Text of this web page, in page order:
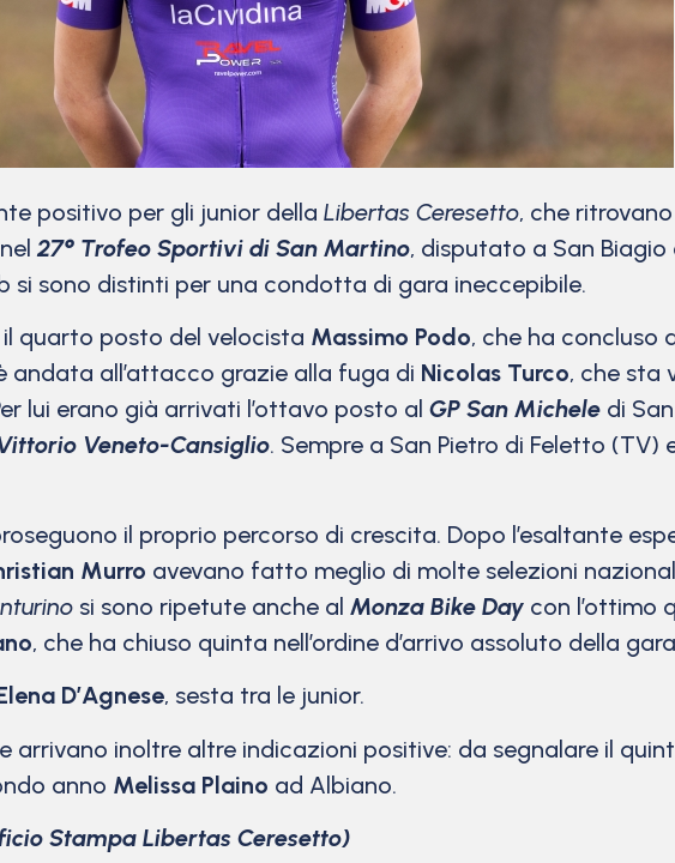
positivo per gli junior della Libertas Ceresetto, che
27° Trofeo Sportivi di San Martino, disputato a San
si sono distinti per una condotta di gara ineccepibile.
quarto posto del velocista Massimo Podo, che ha concluso
andata all’attacco grazie alla fuga di Nicolas Turco, che sta
lui erano già arrivati l’ottavo posto al GP San Michele di
Veneto-Cansiglio. Sempre a San Pietro di Feletto
il proprio percorso di crescita. Dopo l’esaltante
Murro avevano fatto meglio di molte selezioni
si sono ripetute anche al Monza Bike Day con l’ottimo
, che ha chiuso quinta nell’ordine d’arrivo assoluto della
D’Agnese, sesta tra le junior.
arrivano inoltre altre indicazioni positive: da segnalare il
anno Melissa Plaino ad Albiano.
Stampa Libertas Ceresetto)